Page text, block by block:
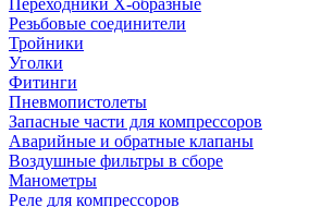
Переходники Х-образные
Резьбовые соединители
Тройники
Уголки
Фитинги
Пневмопистолеты
Запасные части для компрессоров
Аварийные и обратные клапаны
Воздушные фильтры в сборе
Манометры
Реле для компрессоров